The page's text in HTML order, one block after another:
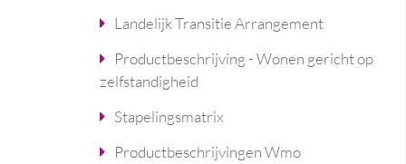
Landelijk Transitie Arrangement
Productbeschrijving - Wonen gericht op
zelfstandigheid
Stapelingsmatrix
Productbeschrijvingen Wmo